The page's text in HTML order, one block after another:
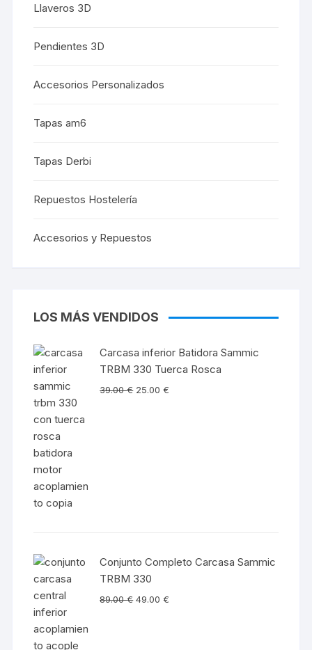
Llaveros 3D
Pendientes 3D
Accesorios Personalizados
Tapas am6
Tapas Derbi
Repuestos Hostelería
Accesorios y Repuestos
LOS MÁS VENDIDOS
Carcasa inferior Batidora Sammic
TRBM 330 Tuerca Rosca
39.00€ 25.00€
Conjunto Completo Carcasa Sammic
TRBM 330
89.00€ 49.00€